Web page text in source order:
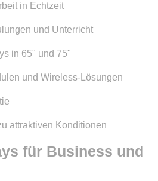
in Echtzeit
und Unterricht
in 65" und 75"
und Wireless-Lösungen
attraktiven Konditionen
für Business und